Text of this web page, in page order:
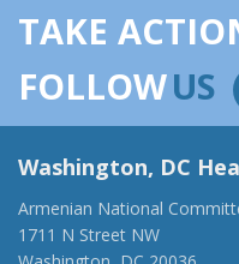
TAKE
FOLLOWUS
Washington, DC
Armenian National
1711 N Street NW